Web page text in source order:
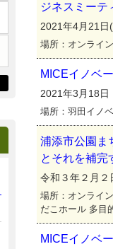
ジネスミーテ
2021年4月21
場所：オンライン
MICEイノベ
2021年3月18
場所：羽田イノ
浦添市公園ま
とそれを補完
令和３年２月
場所：オンライ
だこホール 多目
MICEイノベ